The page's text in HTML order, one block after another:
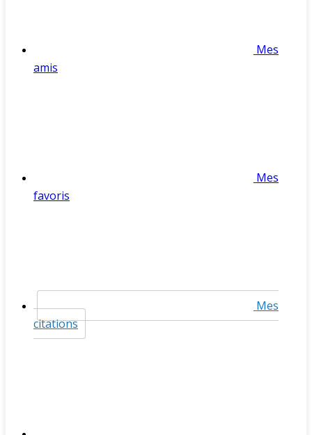
Mes
amis
Mes
favoris
Mes
citations